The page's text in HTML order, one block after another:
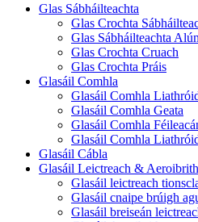
Glas Sábháilteachta
Glas Crochta
Glas Sábháilteachta
Glas Crochta Cruach
Glas Crochta Práis
Glasáil Comhla
Glasáil Comhla
Glasáil Comhla Geata
Glasáil Comhla
Glasáil Comhla
Glasáil Cábla
Glasáil Leictreach &
Glasáil leictreach
Glasáil cnaipe brúigh
Glasáil breiseán